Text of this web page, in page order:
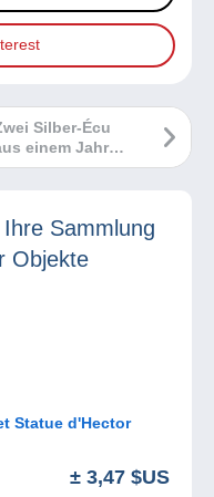
Silber-Écu
einem Jahr
doch so
Sammlung
Objekte
Statue d'Hector
± 3,47 $US